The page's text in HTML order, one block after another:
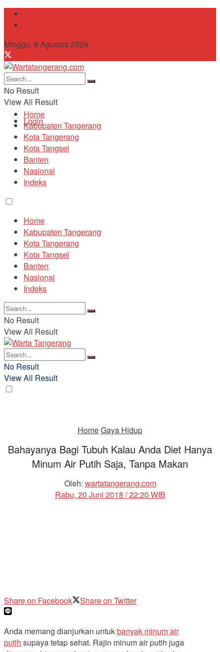
Minggu, 9 Agustus 2026
No Result
View All Result
Login
Home
Kabupaten Tangerang
Kota Tangerang
Kota Tangsel
Banten
Nasional
Indeks
Home
Kabupaten Tangerang
Kota Tangerang
Kota Tangsel
Banten
Nasional
Indeks
No Result
View All Result
No Result
View All Result
HomeGaya Hidup
Bahayanya Bagi Tubuh Kalau Anda Diet Hanya
Minum Air Putih Saja, Tanpa Makan
Oleh: wartatangerang.com
Rabu, 20 Juni 2018 / 22:20 WIB
Share on Facebook Share on Twitter
Anda memang dianjurkan untukbanyak minum air
putih supaya tetap sehat. Rajin minum air putih juga